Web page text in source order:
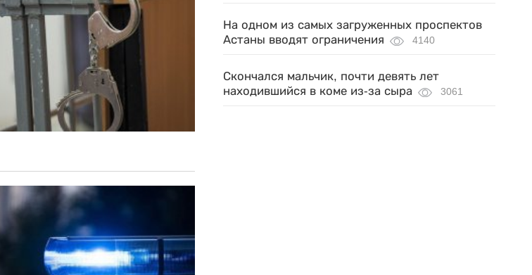
На одном из самых загруженных проспектов
Астаны вводят ограничения
4140
Скончался мальчик, почти девять лет
находившийся в коме из-за сыра
3061